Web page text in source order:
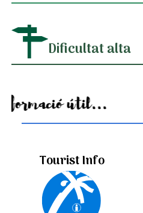
Dificultat alta
Informació útil...
Tourist Info